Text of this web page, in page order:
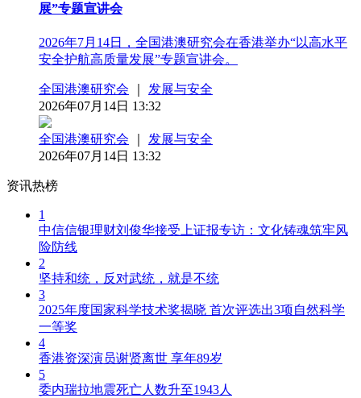
展”专题宣讲会
2026年7月14日，全国港澳研究会在香港举办“以高水平
安全护航高质量发展”专题宣讲会。
全国港澳研究会
发展与安全
2026年07月14日 13:32
全国港澳研究会
发展与安全
2026年07月14日 13:32
资讯热榜
1
中信信银理财刘俊华接受上证报专访：文化铸魂筑牢风
险防线
2
坚持和统，反对武统，就是不统
3
2025年度国家科学技术奖揭晓 首次评选出3项自然科学
一等奖
4
香港资深演员谢贤离世 享年89岁
5
委内瑞拉地震死亡人数升至1943人